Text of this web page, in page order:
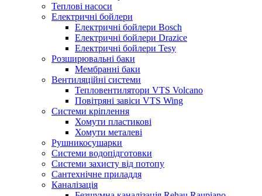
Теплові насоси
Електричні бойлери
Електричні бойлери Bosch
Електричні бойлери Drazice
Електричні бойлери Tesy
Розширювальні баки
Мембранні баки
Вентиляційні системи
Тепловентилятори VTS Volcano
Повітряні завіси VTS Wing
Системи кріплення
Хомути пластикові
Хомути металеві
Рушникосушарки
Системи водопідготовки
Системи захисту від потопу
Сантехнічне приладдя
Каналізація